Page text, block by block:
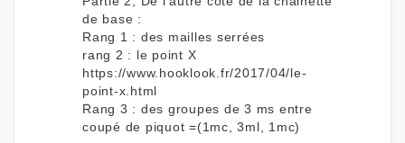
de base :
Rang 1 : des mailles serrées
rang 2 : le point X
https://www.hooklook.fr/2017/04/le-
point-x.html
Rang 3 : des groupes de 3 ms entre
coupé de piquot =(1mc, 3ml, 1mc)